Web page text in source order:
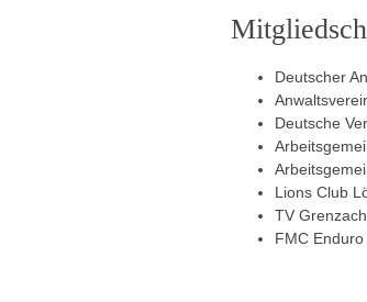
Deutscher
Deutsche
Lions Club
TV
FMC